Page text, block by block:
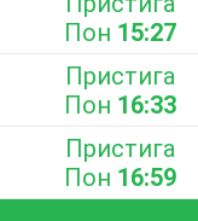
Пон 15:27
Пристига
Пон 16:33
Пристига
Пон 16:59